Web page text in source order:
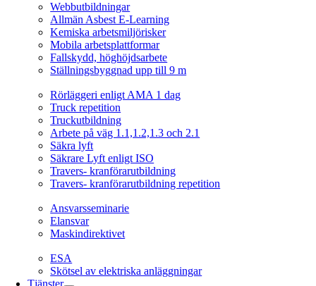
Webbutbildningar
Allmän Asbest E-Learning
Kemiska arbetsmiljörisker
Mobila arbetsplattformar
Fallskydd, höghöjdsarbete
Ställningsbyggnad upp till 9 m
Rörläggeri enligt AMA 1 dag
Truck repetition
Truckutbildning
Arbete på väg 1.1,1.2,1.3 och 2.1
Säkra lyft
Säkrare Lyft enligt ISO
Travers- kranförarutbildning
Travers- kranförarutbildning repetition
Ansvarsseminarie
Elansvar
Maskindirektivet
ESA
Skötsel av elektriska anläggningar
Tjänster